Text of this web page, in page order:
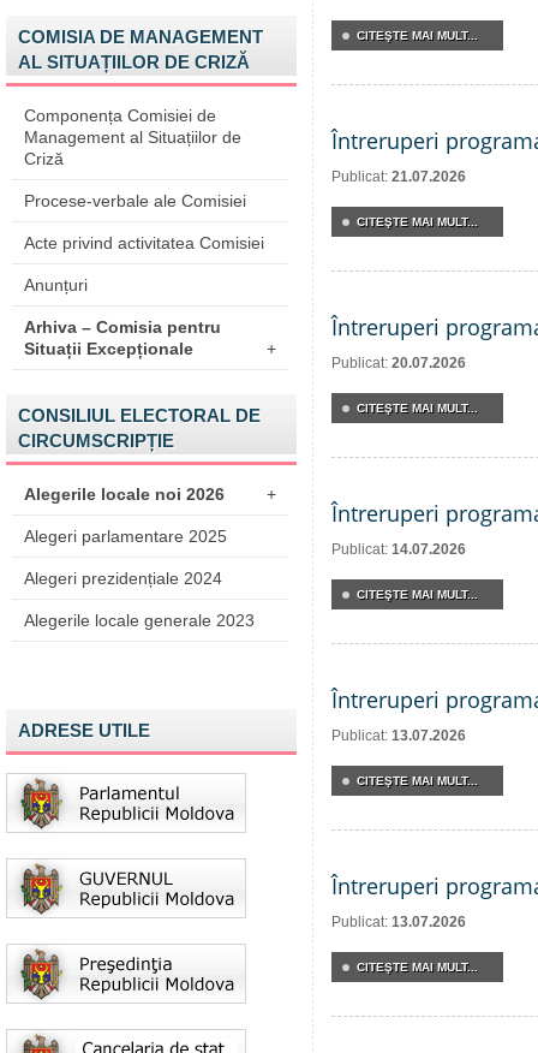
COMISIA DE MANAGEMENT
AL SITUAȚIILOR DE CRIZĂ
Componența Comisiei de
Management al Situațiilor de
Criză
Procese-verbale ale Comisiei
Acte privind activitatea Comisiei
Anunțuri
Arhiva – Comisia pentru
Situații Excepționale
+
CONSILIUL ELECTORAL DE
CIRCUMSCRIPȚIE
Alegerile locale noi 2026 +
Alegeri parlamentare 2025
Alegeri prezidențiale 2024
Alegerile locale generale 2023
ADRESE UTILE
CITEŞTE MAI MULT...
Întreruperi
Publicat: 21.07.2026
CITEŞTE MAI MULT...
Întreruperi
Publicat: 20.07.2026
CITEŞTE MAI MULT...
Întreruperi
Publicat: 14.07.2026
CITEŞTE MAI MULT...
Întreruperi
Publicat: 13.07.2026
CITEŞTE MAI MULT...
Întreruperi
Publicat: 13.07.2026
CITEŞTE MAI MULT...